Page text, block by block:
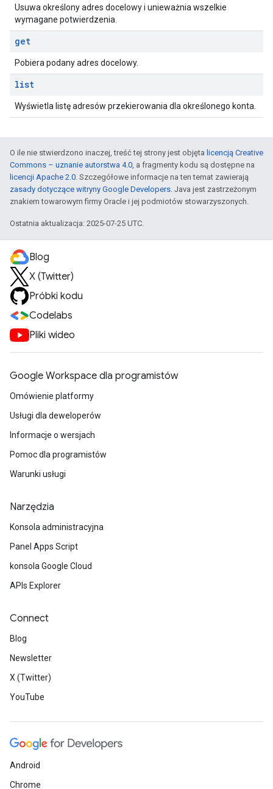
Usuwa określony adres docelowy i unieważnia wszelkie
wymagane potwierdzenia.
get
Pobiera podany adres docelowy.
list
Wyświetla listę adresów przekierowania dla określonego konta.
O ile nie stwierdzono inaczej, treść tej strony jest objęta licencją Creative
Commons – uznanie autorstwa 4.0, a fragmenty kodu są dostępne na
licencji Apache 2.0. Szczegółowe informacje na ten temat zawierają
zasady dotyczące witryny Google Developers. Java jest zastrzeżonym
znakiem towarowym firmy Oracle i jej podmiotów stowarzyszonych.
Ostatnia aktualizacja: 2025-07-25 UTC.
Blog
X (Twitter)
Próbki kodu
Codelabs
Pliki wideo
Google Workspace dla programistów
Omówienie platformy
Usługi dla deweloperów
Informacje o wersjach
Pomoc dla programistów
Warunki usługi
Narzędzia
Konsola administracyjna
Panel Apps Script
konsola Google Cloud
APIs Explorer
Connect
Blog
Newsletter
X (Twitter)
YouTube
Android
Chrome